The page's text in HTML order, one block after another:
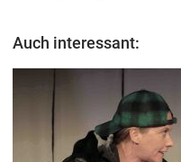
Auch interessant: